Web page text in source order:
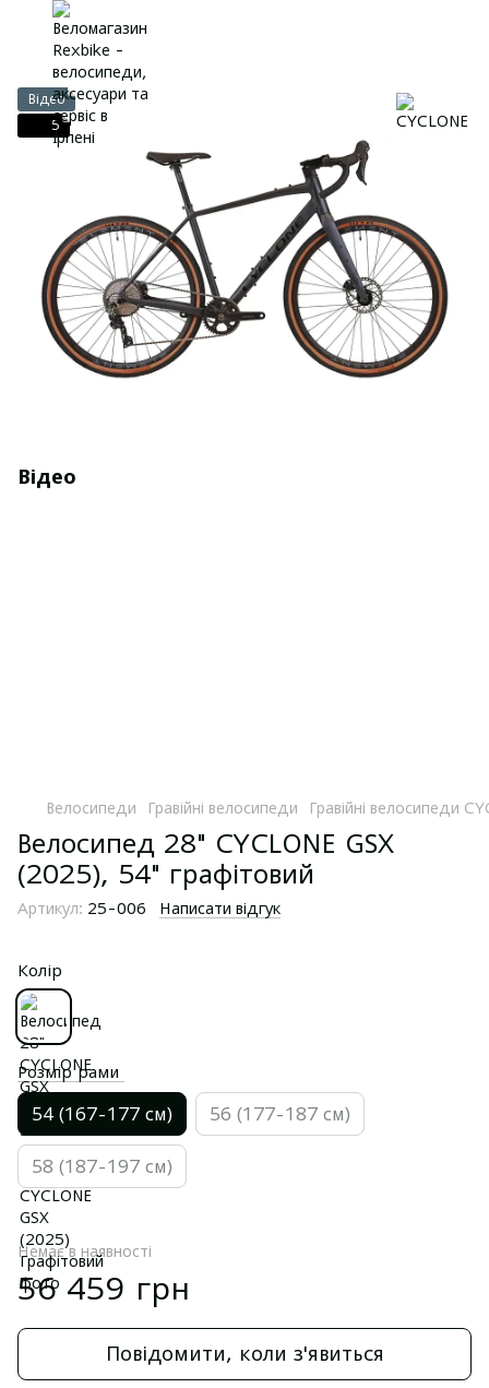
Відео
5
Відео
Велосипеди Гравійні велосипеди Гравійні велосипеди
Велосипед 28" CYCLONE GSX
(2025), 54" графітовий
Артикул: 25-006 Написати відгук
Колір
Розмір рами
54 (167-177 см) 56 (177-187 см)
58 (187-197 см)
Немає в наявності
56 459 грн
Повідомити, коли з'явиться